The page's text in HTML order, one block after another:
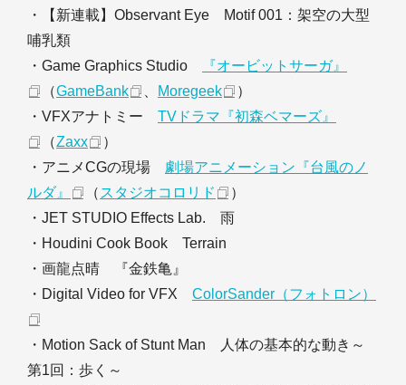
・【新連載】Observant Eye Motif 001：架空の大型
哺乳類
・Game Graphics Studio
『オービットサーガ』
（GameBank Moregeek
）
・VFXアナトミー TVドラマ『初森ベマーズ』
（Zaxx
）
・アニメCGの現場 劇場アニメーション『台風のノ
ルダ』
（ スタジオコロリド
）
・JET STUDIO Effects Lab. 雨
・Houdini Cook Book Terrain
・画龍点晴 『金鉄亀』
・Digital Video for VFX ColorSander（フォトロン）
・Motion Sack of Stunt Man 人体の基本的な動き～
第1回：歩く～